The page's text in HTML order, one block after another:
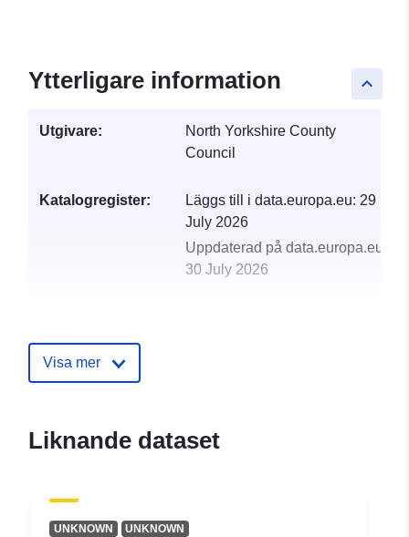
keyboard_arrow_up
Ytterligare information
Utgivare:
North Yorkshire County
Council
Katalogregister: Läggs till i data.europa.eu: 29
July 2026
Uppdaterad på data.europa.eu:
30 July 2026
Visa mer
Liknande dataset
UNKNOWN UNKNOWN